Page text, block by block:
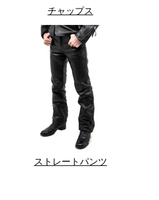
チャップス
ストレートパンツ